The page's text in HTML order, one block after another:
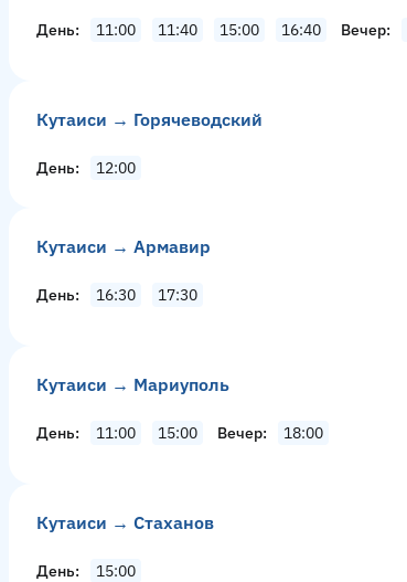
День 11:00 11:40 15:00 16:40 Вечер
Кутаиси → Горячеводский
День 12:00
Кутаиси → Армавир
День 16:30 17:30
Кутаиси → Мариуполь
День 11:00 15:00 Вечер 18:00
Кутаиси → Стаханов
День 15:00